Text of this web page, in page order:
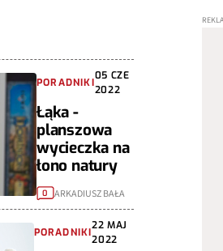
PORADNIKI
05 CZE
2022
Łąka -
planszowa
wycieczka na
łono natury
0 ARKADIUSZ BAŁA
PORADNIKI
22 MAJ
2022